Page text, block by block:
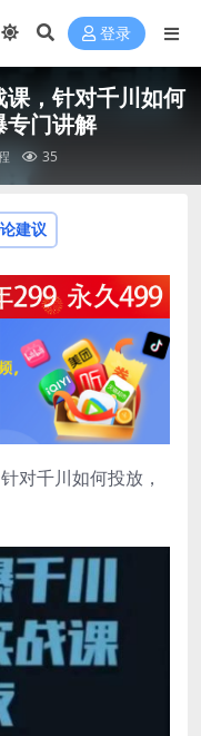
登录
，针对千川如何
专门讲解
35
建议
对千川如何投放，